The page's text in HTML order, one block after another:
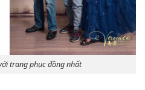
trang phục đồng nhất